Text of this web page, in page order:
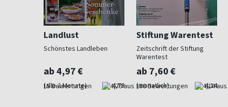
Landlust
Schönstes Landleben
ab 4,97 €
(alle 2 Monate) 4,79
Stiftung Warentest
Zeitschrift der Stiftung
Warentest
ab 7,60 €
(monatlich) 4,14